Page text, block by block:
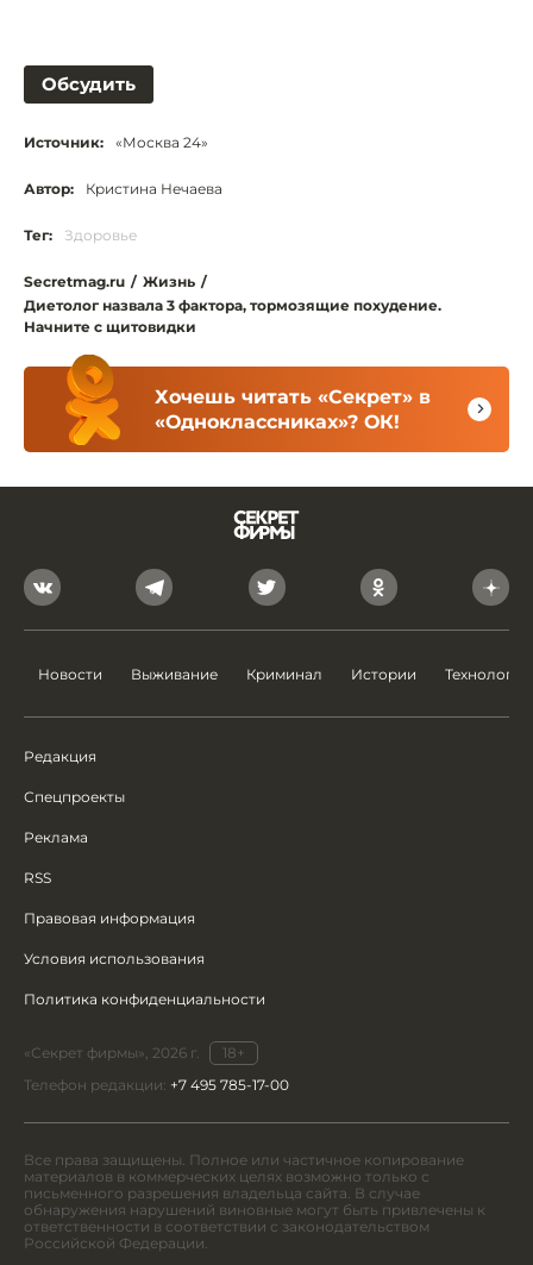
Обсудить
Источник: «Москва 24»
Автор: Кристина Нечаева
Тег: Здоровье
Secretmag.ru / Жизнь /
Диетолог назвала 3 фактора, тормозящие похудение.
Начните с щитовидки
Хочешь читать «Секрет» в
«Одноклассниках»? ОК!
Новости Выживание Криминал Истории Технологии
Редакция
Спецпроекты
Реклама
RSS
Правовая информация
Условия использования
Политика конфиденциальности
«Секрет фирмы», 2026 г.
18+
Телефон редакции: +7 495 785-17-00
Все права защищены. Полное или частичное копирование
материалов в коммерческих целях возможно только с
письменного разрешения владельца сайта. В случае
обнаружения нарушений виновные могут быть привлечены к
ответственности в соответствии с законодательством
Российской Федерации.